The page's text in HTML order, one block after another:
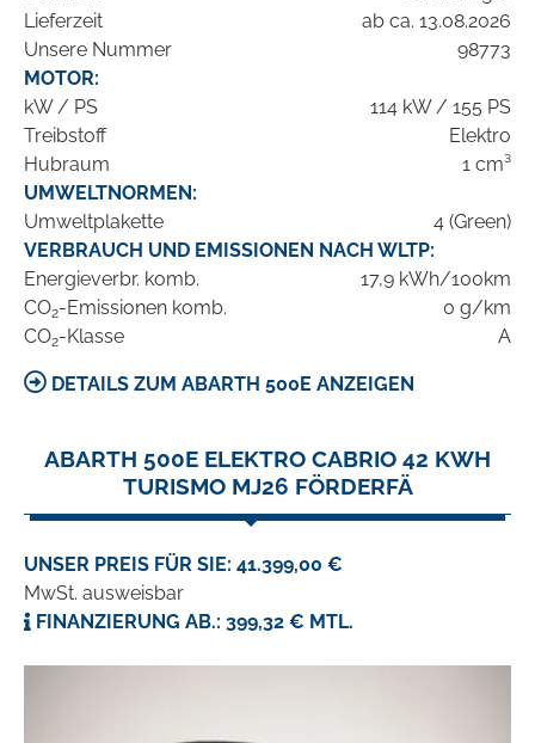
Lieferzeit
ab ca. 13.08.2026
Unsere Nummer
98773
MOTOR:
kW / PS
114 kW / 155 PS
Treibstoff
Elektro
Hubraum
1 cm³
UMWELTNORMEN:
Umweltplakette
4 (Green)
VERBRAUCH UND EMISSIONEN NACH WLTP:
Energieverbr. komb.
17,9 kWh/100km
CO2-Emissionen komb.
0 g/km
CO2-Klasse A
DETAILS ZUM ABARTH 500E ANZEIGEN
ABARTH 500E ELEKTRO CABRIO 42 KWH
TURISMO MJ26 FÖRDERFÄ
UNSER PREIS FÜR SIE: 41.399,00 €
MwSt. ausweisbar
FINANZIERUNG AB.: 399,32 € MTL.